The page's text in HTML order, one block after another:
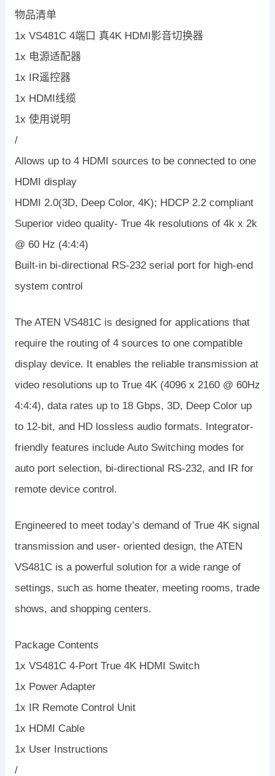
物品清单
1x VS481C 4端口 真4K HDMI影音切换器
1x 电源适配器
1x IR遥控器
1x HDMI线缆
1x 使用说明
/
Allows up to 4 HDMI sources to be connected to one
HDMI display
HDMI 2.0(3D, Deep Color, 4K); HDCP 2.2 compliant
Superior video quality- True 4k resolutions of 4k x 2k
@ 60 Hz (4:4:4)
Built-in bi-directional RS-232 serial port for high-end
system control
The ATEN VS481C is designed for applications that
require the routing of 4 sources to one compatible
display device. It enables the reliable transmission at
video resolutions up to True 4K (4096 x 2160 @ 60Hz
4:4:4), data rates up to 18 Gbps, 3D, Deep Color up
to 12-bit, and HD lossless audio formats. Integrator-
friendly features include Auto Switching modes for
auto port selection, bi-directional RS-232, and IR for
remote device control.
Engineered to meet today’s demand of True 4K signal
transmission and user- oriented design, the ATEN
VS481C is a powerful solution for a wide range of
settings, such as home theater, meeting rooms, trade
shows, and shopping centers.
Package Contents
1x VS481C 4-Port True 4K HDMI Switch
1x Power Adapter
1x IR Remote Control Unit
1x HDMI Cable
1x User Instructions
/